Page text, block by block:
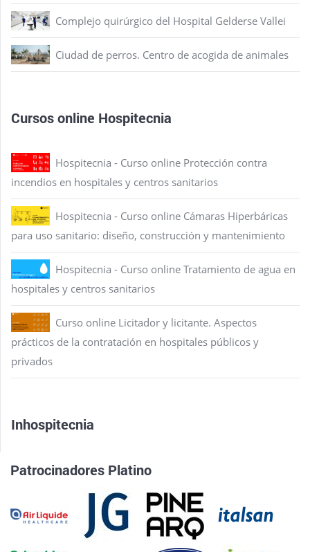
Complejo quirúrgico del Hospital Gelderse Vallei
Ciudad de perros. Centro de acogida de animales
Cursos online Hospitecnia
Hospitecnia - Curso online Protección contra
incendios en hospitales y centros sanitarios
Hospitecnia - Curso online Cámaras Hiperbáricas
para uso sanitario: diseño, construcción y mantenimiento
Hospitecnia - Curso online Tratamiento de agua en
hospitales y centros sanitarios
Curso online Licitador y licitante. Aspectos
prácticos de la contratación en hospitales públicos y
privados
Inhospitecnia
Patrocinadores Platino